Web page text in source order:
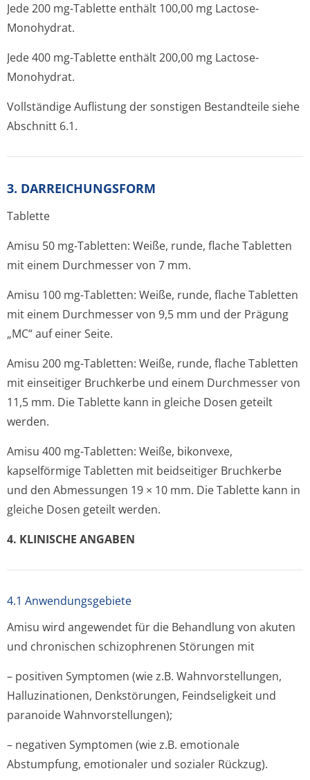
Jede 200 mg-Tablette enthält 100,00 mg Lactose-
Monohydrat.
Jede 400 mg-Tablette enthält 200,00 mg Lactose-
Monohydrat.
Vollständige Auflistung der sonstigen Bestandteile siehe
Abschnitt 6.1.
3. DARREICHUNGSFORM
Tablette
Amisu 50 mg-Tabletten: Weiße, runde, flache Tabletten
mit einem Durchmesser von 7 mm.
Amisu 100 mg-Tabletten: Weiße, runde, flache Tabletten
mit einem Durchmesser von 9,5 mm und der Prägung
„MC“ auf einer Seite.
Amisu 200 mg-Tabletten: Weiße, runde, flache Tabletten
mit einseitiger Bruchkerbe und einem Durchmesser von
11,5 mm. Die Tablette kann in gleiche Dosen geteilt
werden.
Amisu 400 mg-Tabletten: Weiße, bikonvexe,
kapselförmige Tabletten mit beidseitiger Bruchkerbe
und den Abmessungen 19 × 10 mm. Die Tablette kann in
gleiche Dosen geteilt werden.
4. KLINISCHE ANGABEN
4.1 Anwendungsgebiete
Amisu wird angewendet für die Behandlung von akuten
und chronischen schizophrenen Störungen mit
– positiven Symptomen (wie z.B. Wahnvorstellungen,
Halluzinationen, Denkstörungen, Feindseligkeit und
paranoide Wahnvorstellungen);
– negativen Symptomen (wie z.B. emotionale
Abstumpfung, emotionaler und sozialer Rückzug).